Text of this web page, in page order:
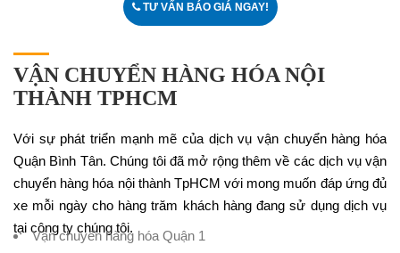
TƯ VẤN BÁO GIÁ NGAY!
VẬN CHUYỂN HÀNG HÓA NỘI
THÀNH TPHCM
Với sự phát triển mạnh mẽ của dịch vụ vận chuyển hàng hóa
Quận Bình Tân. Chúng tôi đã mở rộng thêm về các dịch vụ vận
chuyển hàng hóa nội thành TpHCM với mong muốn đáp ứng đủ
xe mỗi ngày cho hàng trăm khách hàng đang sử dụng dịch vụ
tại công ty chúng tôi.
Vận chuyển hàng hóa Quận 1